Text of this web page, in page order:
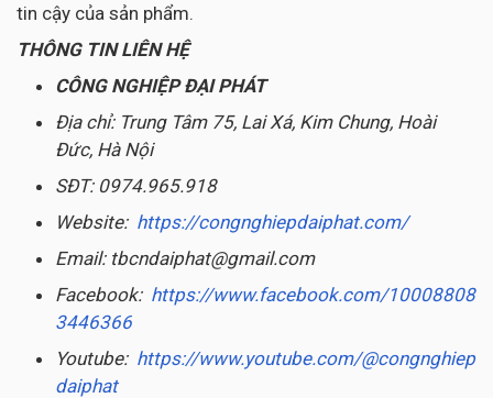
tin cậy của sản phẩm.
THÔNG TIN LIÊN HỆ
CÔNG NGHIỆP ĐẠI PHÁT
Địa chỉ: Trung Tâm 75, Lai Xá, Kim Chung, Hoài
Đức, Hà Nội
SĐT: 0974.965.918
Website: https://congnghiepdaiphat.com/
Email: tbcndaiphat@gmail.com
Facebook: https://www.facebook.com/10008808
3446366
Youtube: https://www.youtube.com/@congnghiep
daiphat